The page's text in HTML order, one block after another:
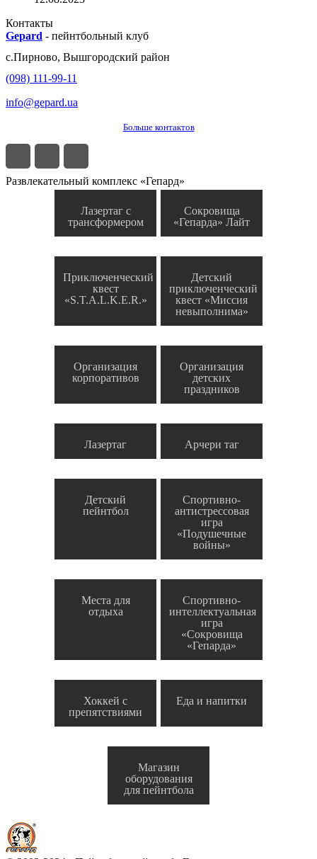
Контакты
Gepard - пейнтбольный клуб
с.Пирново, Вышгородский район
(098) 111-99-11
info@gepard.ua
Больше контактов
Развлекательный комплекс «Гепард»
Лазертаг с
трансформером
Сокровища
«Гепарда» Лайт
Приключенческий
квест
«S.T.A.L.K.E.R.»
Детский
приключенческий
квест «Миссия
невыполнима»
Организация
корпоративов
Организация
детских
праздников
Лазертаг Арчери таг
Детский
пейнтбол
Спортивно-
антистрессовая
игра
«Подушечные
войны»
Места для
отдыха
Спортивно-
интеллектуальная
игра
«Сокровища
«Гепарда»
Хоккей с
препятствиями
Еда и напитки
Магазин
оборудования
для пейнтбола